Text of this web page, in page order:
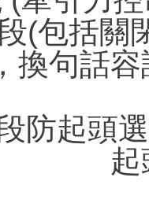
(包括關
換句話
防起頭